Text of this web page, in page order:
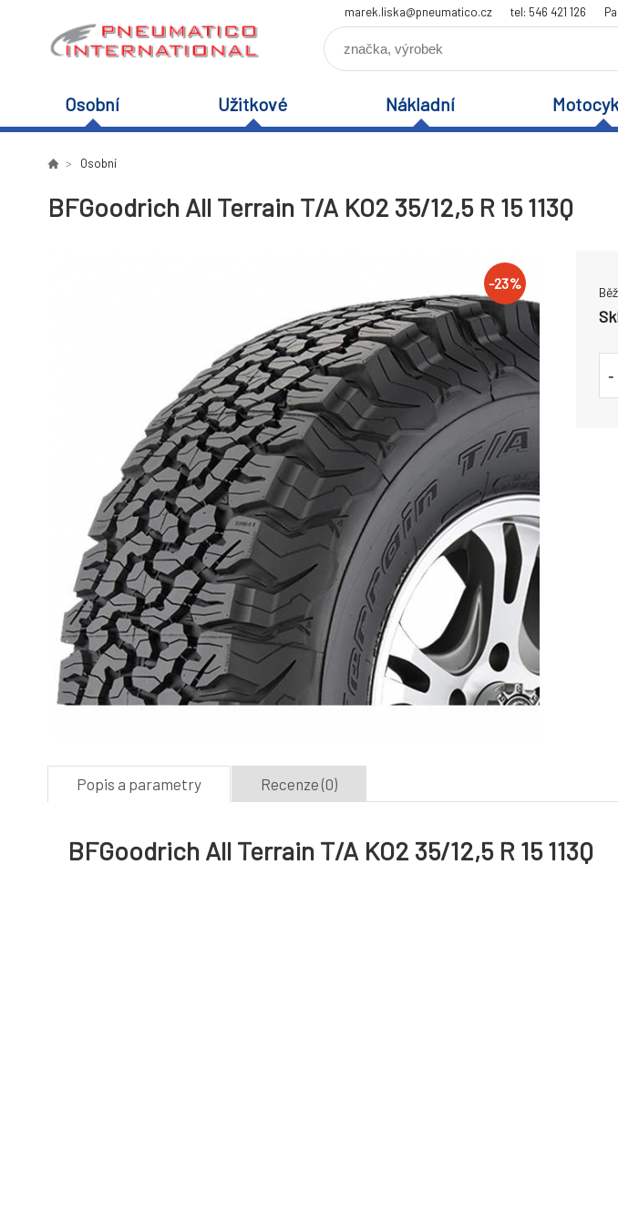
marek.liska@pneumatico.cz tel: 546 421 126
Osobní Užitkové Nákladní
Osobní
BFGoodrich All Terrain T/A KO2 35/12,5 R 15 113Q
-23%
-
Popis a parametry Recenze (0)
BFGoodrich All Terrain T/A KO2 35/12,5 R 15 113Q